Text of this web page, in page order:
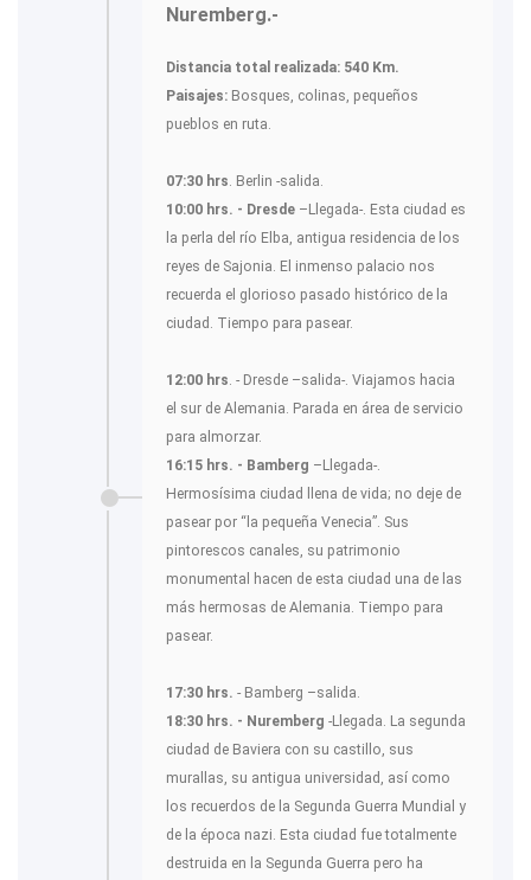
Nuremberg.-
Distancia total realizada: 540 Km.
Paisajes: Bosques, colinas, pequeños
pueblos en ruta.
07:30 hrs. Berlin -salida.
10:00 hrs. - Dresde –Llegada-. Esta ciudad es
la perla del río Elba, antigua residencia de los
reyes de Sajonia. El inmenso palacio nos
recuerda el glorioso pasado histórico de la
ciudad. Tiempo para pasear.
12:00 hrs. - Dresde –salida-. Viajamos hacia
el sur de Alemania. Parada en área de servicio
para almorzar.
16:15 hrs. - Bamberg –Llegada-.
Hermosísima ciudad llena de vida; no deje de
pasear por “la pequeña Venecia”. Sus
pintorescos canales, su patrimonio
monumental hacen de esta ciudad una de las
más hermosas de Alemania. Tiempo para
pasear.
17:30 hrs. - Bamberg –salida.
18:30 hrs. - Nuremberg -Llegada. La segunda
ciudad de Baviera con su castillo, sus
murallas, su antigua universidad, así como
los recuerdos de la Segunda Guerra Mundial y
de la época nazi. Esta ciudad fue totalmente
destruida en la Segunda Guerra pero ha